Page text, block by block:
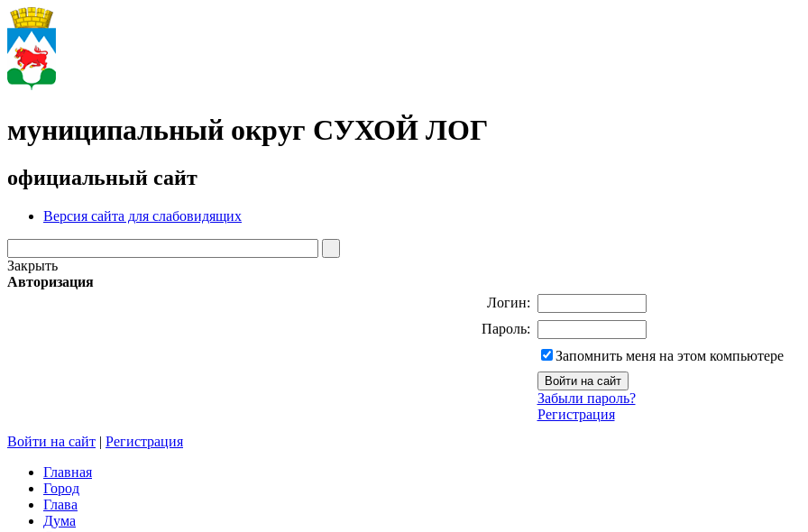
муниципальный округ СУХОЙ ЛОГ
официальный сайт
Версия сайта для слабовидящих
Закрыть
Авторизация
Логин:
Пароль:
Запомнить меня на этом компьютере
Забыли пароль?
Регистрация
Войти на сайт | Регистрация
Главная
Город
Глава
Дума